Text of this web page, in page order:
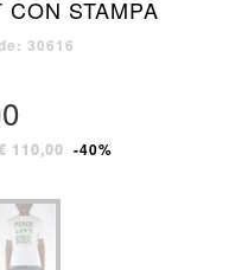
CON STAMPA
30616
110,00 -40%